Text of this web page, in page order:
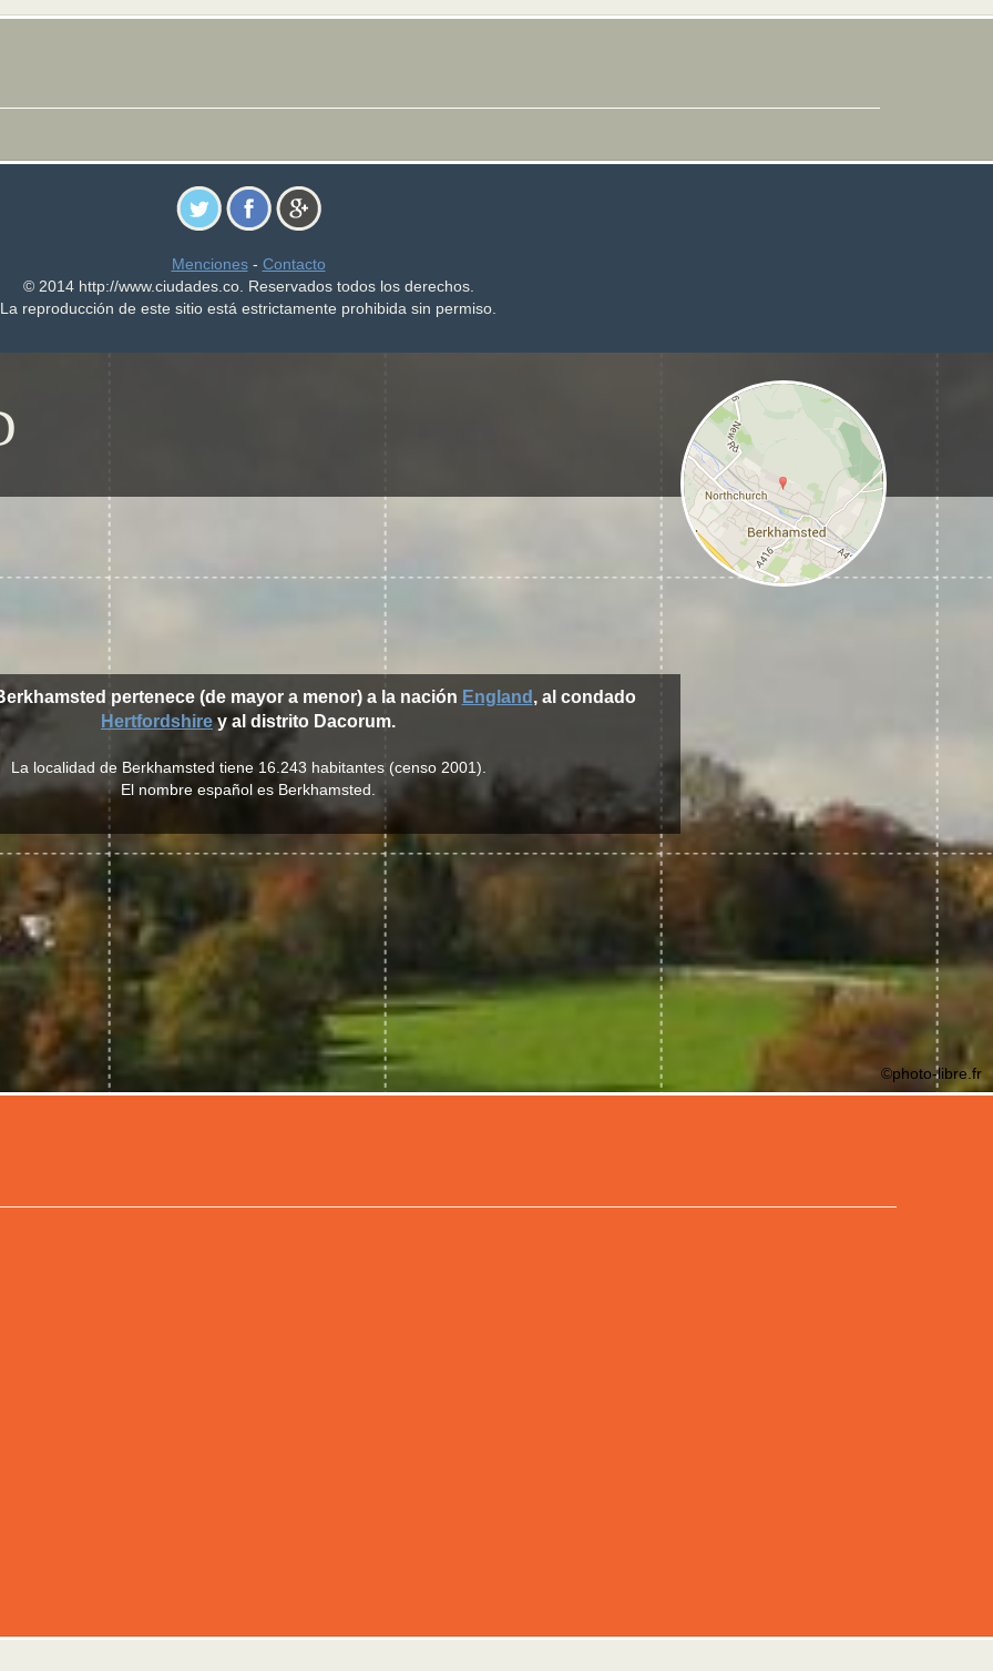
Menciones- Contacto
© 2014 http://www.ciudades.co. Reservados todos los derechos.
La reproducción de este sitio está estrictamente prohibida sin permiso.
pertenece (de mayor a menor) a la nación England , al condado
Hertfordshirey al distrito Dacorum.
La localidad de Berkhamsted tiene 16.243 habitantes (censo 2001).
El nombre español es Berkhamsted.
©photo-libre.fr